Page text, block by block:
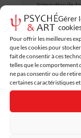
Gérer
Pour offrir les meilleures
que les cookies pour
fait de consentir à ces
telles que le comportement
ne pas consentir ou de
certaines caractéristiques
Internationale
la Société
Formateur de l’
Internationale.
Lire la